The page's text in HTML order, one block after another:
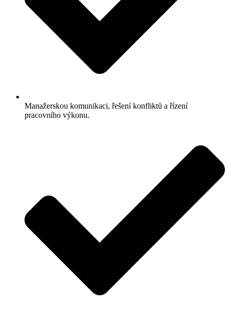
Manažerskou komunikaci, řešení konfliktů a řízení
pracovního výkonu.